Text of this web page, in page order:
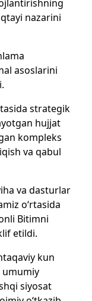
nazarini
asoslarini
strategik
hujjat
kompleks
va qabul
va dasturlar
o‘rtasida
Bitimni
etildi.
kun
umumiy
siyosat